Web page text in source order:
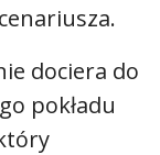
dociera do
pokładu